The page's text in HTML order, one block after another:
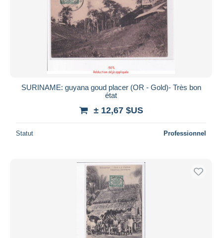
SURINAME: guyana goud placer (OR - Gold)- Très bon
état
± 12,67 $US
Statut Professionnel